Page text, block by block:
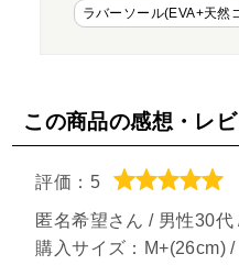
ラバーソール(EVA+天然
この商品の感想・レ
評価：5
匿名希望さん / 男性30
購入サイズ：M+(26cm)